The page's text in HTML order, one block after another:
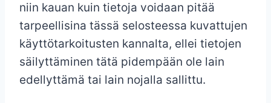
niin kauan kuin tietoja voidaan pitää
tarpeellisina tässä selosteessa kuvattujen
käyttötarkoitusten kannalta, ellei tietojen
säilyttäminen tätä pidempään ole lain
edellyttämä tai lain nojalla sallittu.